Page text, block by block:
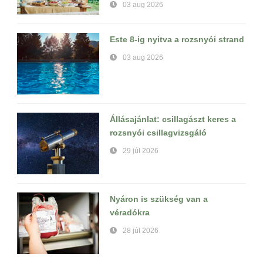
03 aug 2026
Este 8-ig nyitva a rozsnyói strand
03 aug 2026
Állásajánlat: csillagászt keres a
rozsnyói csillagvizsgáló
29 júl 2026
Nyáron is szükség van a
véradókra
28 júl 2026